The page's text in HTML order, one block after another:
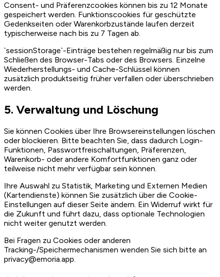
Consent- und Präferenzcookies können bis zu 12 Monate
gespeichert werden. Funktionscookies für geschützte
Gedenkseiten oder Warenkorbzustände laufen derzeit
typischerweise nach bis zu 7 Tagen ab.
`sessionStorage`-Einträge bestehen regelmäßig nur bis zum
Schließen des Browser-Tabs oder des Browsers. Einzelne
Wiederherstellungs- und Cache-Schlüssel können
zusätzlich produktseitig früher verfallen oder überschrieben
werden.
5. Verwaltung und Löschung
Sie können Cookies über Ihre Browsereinstellungen löschen
oder blockieren. Bitte beachten Sie, dass dadurch Login-
Funktionen, Passwortfreischaltungen, Präferenzen,
Warenkorb- oder andere Komfortfunktionen ganz oder
teilweise nicht mehr verfügbar sein können.
Ihre Auswahl zu Statistik, Marketing und Externen Medien
(Kartendienste) können Sie zusätzlich über die Cookie-
Einstellungen auf dieser Seite ändern. Ein Widerruf wirkt für
die Zukunft und führt dazu, dass optionale Technologien
nicht weiter genutzt werden.
Bei Fragen zu Cookies oder anderen
Tracking-/Speichermechanismen wenden Sie sich bitte an
privacy@emoria.app.